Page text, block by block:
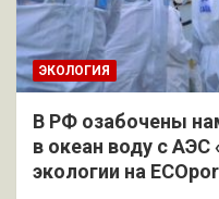
ЭКОЛОГИЯ
В РФ озабочены
в океан воду с
экологии на